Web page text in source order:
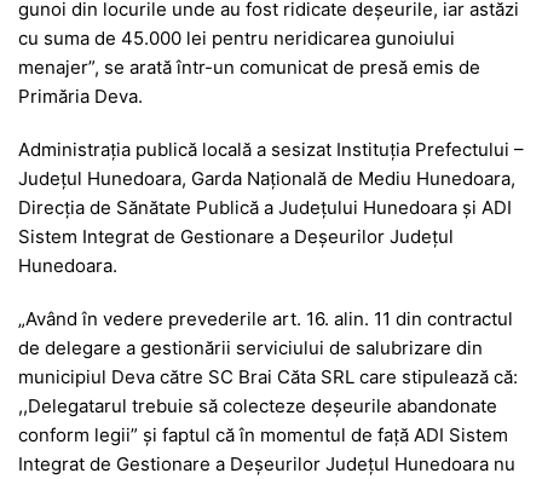
gunoi din locurile unde au fost ridicate deșeurile, iar astăzi
cu suma de 45.000 lei pentru neridicarea gunoiului
menajer”, se arată într-un comunicat de presă emis de
Primăria Deva.
Administrația publică locală a sesizat Instituția Prefectului –
Județul Hunedoara, Garda Națională de Mediu Hunedoara,
Direcția de Sănătate Publică a Județului Hunedoara și ADI
Sistem Integrat de Gestionare a Deșeurilor Județul
Hunedoara.
„Având în vedere prevederile art. 16. alin. 11 din contractul
de delegare a gestionării serviciului de salubrizare din
municipiul Deva către SC Brai Căta SRL care stipulează că:
,,Delegatarul trebuie să colecteze deșeurile abandonate
conform legii” și faptul că în momentul de față ADI Sistem
Integrat de Gestionare a Deșeurilor Județul Hunedoara nu